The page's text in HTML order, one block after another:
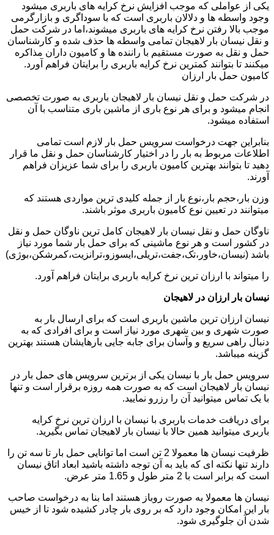
یکی از عواملی که موجب افزایش نرخ کرایه های باربری میشود
وجود واسطه ها و دلالان باربری است که با سوداگری و بازارگرمی
موجب بالا رفتن نرخ کرایه های باربری میشوند،اما در شرکت حمل
و نقل نیسان بار لاهیجان تمامی واسطه ها حذف شده و کارشناسان
حمل و نقل به صورت مستقیم با راننده ها و کامیون داران مذاکره
میکنند تا بتوانند کمترین نرخ کرایه باربری را برایتان فراهم آورد.
کامیون حمل بار ارزان
در شرکت حمل و نقل نیسان بار لاهیجان باربری به صورت تخصصی
انجام میشود و برای هر نوع باری از ماشین باری متناسب با آن
استفاده میشود.
بنابراین جهت درخواست سرویس حمل بار لازم است تمامی
اطلاعات مربوط به بار را در اختیار کارشناسان حمل و نقل ما قرار
دهید تا بتوانند بهترین کامیون باربری را برای شما عزیزان فراهم
آورند.
وزن بار،حجم بار،نوع بار از جمله کلیدی ترین مواردی هستند که
میتوانند در تعیین نوع کامیون باربری موثر باشند.
ناوگان حمل و نقل نیسان بار لاهیجان کامل ترین ناوگان حمل و نقل
در کشور است و هر نوع ماشینی که برای حمل بار شما مورد نیاز
باشد (نیسان،خاور،تک،جفت،تریلی،ایسوزو،ترانزیت،کمرشکن،بوژی)
را میتواند با ارزان ترین نرخ کرایه باربری برایتان فراهم آورد.
نیسان بار ارزان در لاهیجان
نیسان ارزان ترین ماشین باربری است که برای ارسال بار به
صورت شهری و بین شهری مورد نیاز است و برای افرادی که به
دنبال راهی سریع و وآسان برای جابه جایی بارهایشان هستند بهترین
گزینه میباشد.
سرویس حمل بار با نیسان یکی از برترین سرویس های حمل بار در
نیسان بار لاهیجان است که به صورت همه روزه برقرار است و تنها
با یک تماس میتوانید آن را رزرو نمایید.
برای دریافت خدمات باربری با نیسان با ارزان ترین نرخ کرایه
باربری میتوانید همین حالا با نیسان بار لاهیجان تماس بگیرید.
ظرفیت نیسان ها معمولا 2 تن است اما توانایی حمل بار تا سه تن را
دارند تنها نکته ای که باید به آن توجه داشته باشید ابعاد اتاق نیسان
است که برابر است با 2 متر طول و 1.65 متر عرض.
نیسان ها معمولا به صورت روباز هستند اما بنا به درخواست صاحب
بار این امکان وجود دارد که بر روی بار چادر کشیده شود تا از خیس
شدن آن جلوگیری شود.